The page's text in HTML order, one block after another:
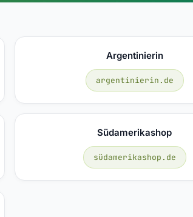
Argentinierin
argentinierin.de
Südamerikashop
südamerikashop.de